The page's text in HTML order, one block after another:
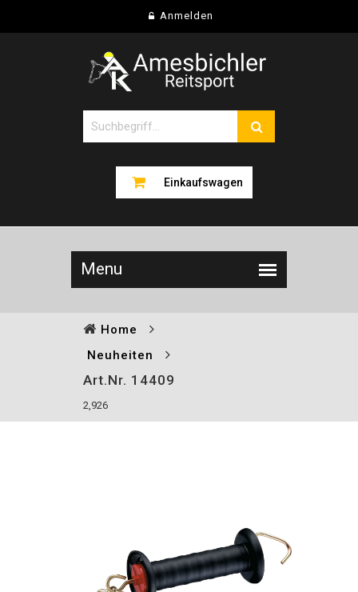
Anmelden
Einkaufswagen
Home
Neuheiten
Art.Nr. 14409
2,926